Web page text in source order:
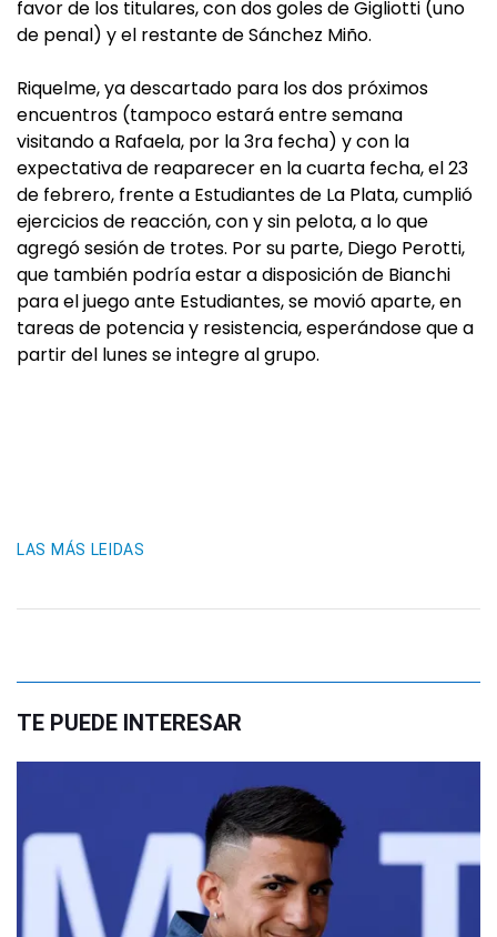
favor de los titulares, con dos goles de Gigliotti (uno
de penal) y el restante de Sánchez Miño.
Riquelme, ya descartado para los dos próximos
encuentros (tampoco estará entre semana
visitando a Rafaela, por la 3ra fecha) y con la
expectativa de reaparecer en la cuarta fecha, el 23
de febrero, frente a Estudiantes de La Plata, cumplió
ejercicios de reacción, con y sin pelota, a lo que
agregó sesión de trotes. Por su parte, Diego Perotti,
que también podría estar a disposición de Bianchi
para el juego ante Estudiantes, se movió aparte, en
tareas de potencia y resistencia, esperándose que a
partir del lunes se integre al grupo.
LAS MÁS LEIDAS
TE PUEDE INTERESAR